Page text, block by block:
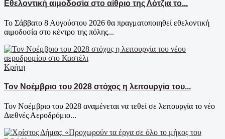
Εθελοντική αιμοδοσία στο αίθριο της Λότζια το...
Το Σάββατο 8 Αυγούστου 2026 θα πραγματοποιηθεί εθελοντική
αιμοδοσία στο κέντρο της πόλης...
Κρήτη
Τον Νοέμβριο του 2028 στόχος η λειτουργία του...
Τον Νοέμβριο του 2028 αναμένεται να τεθεί σε λειτουργία το νέο
Διεθνές Αεροδρόμιο...